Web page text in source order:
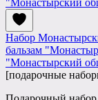
Набор
бальзам
"Монастырский
[подарочные